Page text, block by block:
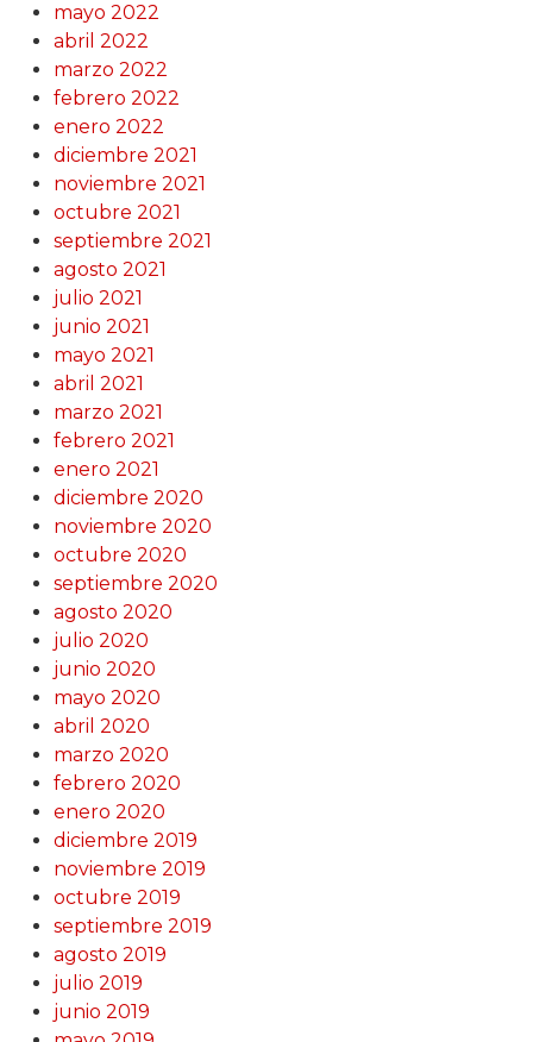
mayo 2022
abril 2022
marzo 2022
febrero 2022
enero 2022
diciembre 2021
noviembre 2021
octubre 2021
septiembre 2021
agosto 2021
julio 2021
junio 2021
mayo 2021
abril 2021
marzo 2021
febrero 2021
enero 2021
diciembre 2020
noviembre 2020
octubre 2020
septiembre 2020
agosto 2020
julio 2020
junio 2020
mayo 2020
abril 2020
marzo 2020
febrero 2020
enero 2020
diciembre 2019
noviembre 2019
octubre 2019
septiembre 2019
agosto 2019
julio 2019
junio 2019